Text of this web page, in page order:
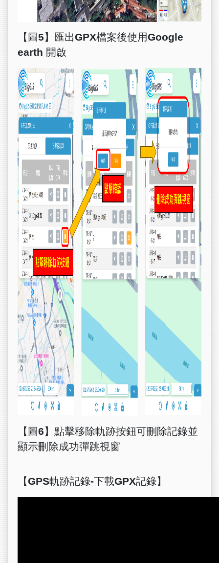
【圖5】匯出GPX檔案後使用Google
earth 開啟
【圖6】點擊移除軌跡按鈕可刪除記錄並
顯示刪除成功彈跳視窗
【GPS軌跡記錄-下載GPX記錄】